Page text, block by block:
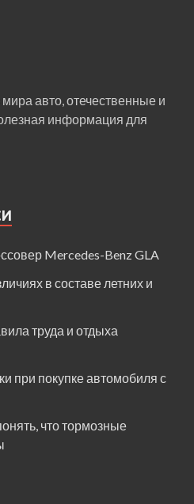
авто, отечественные и
информация для
Mercedes-Benz GLA
в составе летних и
труда и отдыха
при покупке автомобиля с
что тормозные